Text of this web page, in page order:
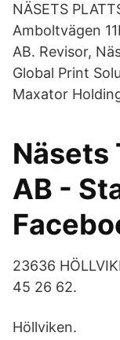
NÄSETS
Amboltvägen
AB. Revisor,
Global Print
Maxator
Näsets
AB -
23636
45 26 62.
Höllviken.